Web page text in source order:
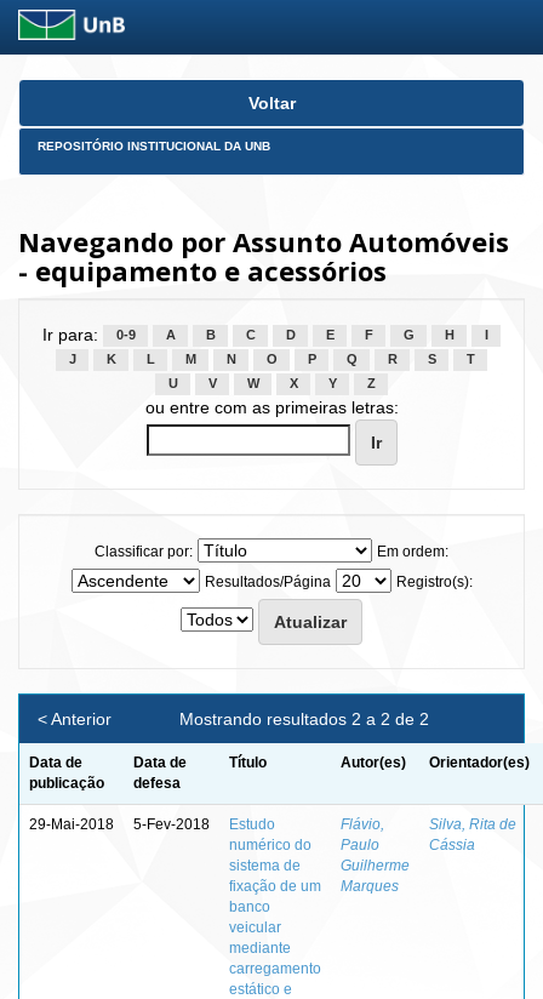
Skip
Voltar
REPOSITÓRIO INSTITUCIONAL DA UNB
Navegando por Assunto Automóveis
- equipamento e acessórios
Ir para: 0-9 A B C D E F G H
J
K L M N O P Q R S
T
U
V W X Y Z
ou entre com as primeiras letras:
Classificar por:
Em ordem:
Resultados/Página
Registro(s):
Mostrando resultados 2 a 2 de 2
< Anterior
Data de
publicação
Data de
defesa
Título Autor(es) Orientador(es)
29-Mai-2018 5-Fev-2018
Estudo
numérico do
sistema de
fixação de um
banco
veicular
mediante
carregamento
estático e
Flávio,
Paulo
Guilherme
Marques
Silva, Rita de
Cássia